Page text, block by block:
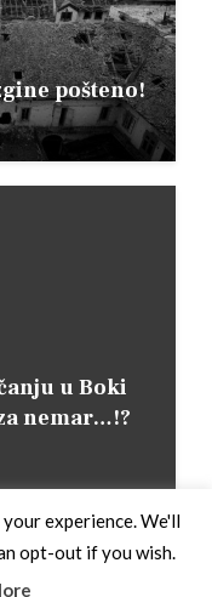
pošteno!
u Boki
nemar…!?
experience. We'll
opt-out if you wish.